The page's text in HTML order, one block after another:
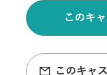
このキ
このキャ